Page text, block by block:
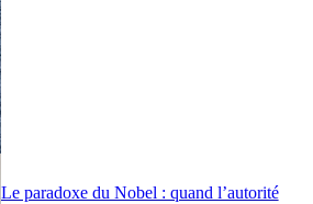
Le paradoxe du Nobel : quand l’autorité